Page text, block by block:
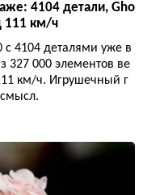
4104 детали, Gho
111 км/ч
с 4104 деталями уже в
327 000 элементов ве
км/ч. Игрушечный г